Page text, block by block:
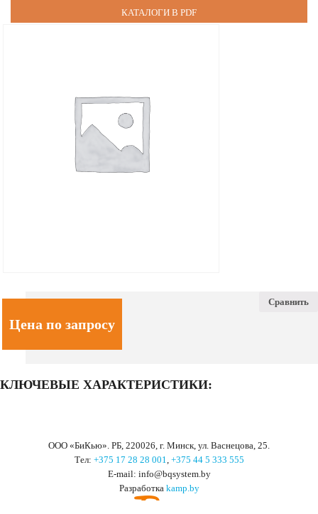
КАТАЛОГИ В PDF
Цена по запросу
Сравнить
КЛЮЧЕВЫЕ ХАРАКТЕРИСТИКИ:
ООО «БиКью». РБ, 220026, г. Минск, ул. Васнецова, 25.
Тел: +375 17 28 28 001 +375 44 5 333 555
Е-mail: info@bqsystem.by
Разработка kamp.by